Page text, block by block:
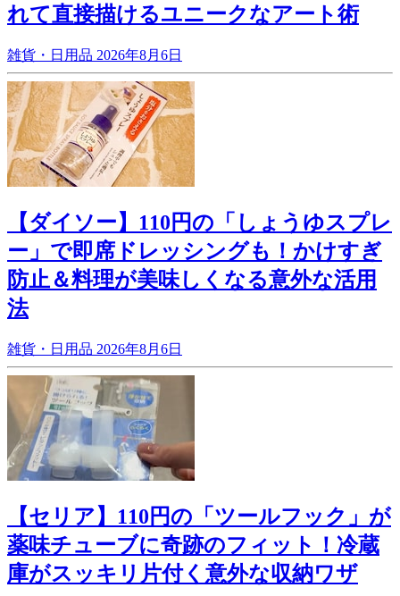
れて直接描けるユニークなアート術
雑貨・日用品 2026年8月6日
【ダイソー】110円の「しょうゆスプレ
ー」で即席ドレッシングも！かけすぎ
防止＆料理が美味しくなる意外な活用
法
雑貨・日用品 2026年8月6日
【セリア】110円の「ツールフック」が
薬味チューブに奇跡のフィット！冷蔵
庫がスッキリ片付く意外な収納ワザ